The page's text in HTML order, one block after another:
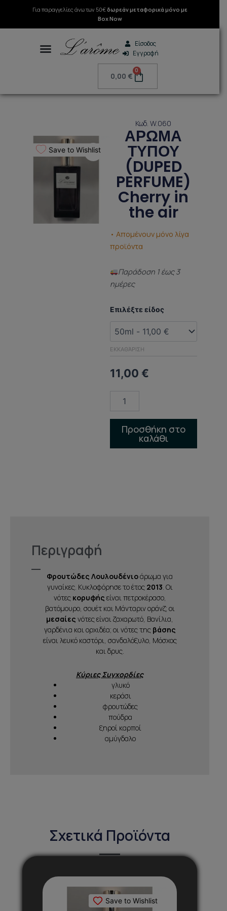
Μετάβαση
περιεχόμενο
Για παραγγελίες άνω των 50€δωρεάν μεταφορικά μόνο με
Box Now
Είσοδος
Εγγραφή
0,00 €
0
Cart
Κωδ. W.060
ΑΡΩΜΑ
ΤΥΠΟΥ
(DUPED
PERFUME)
Cherry in
the air
• Απομένουν μόνο λίγα
προϊόντα
Παράδoση 1 έως 3
ημέρες
Επιλέξτε είδος
ΕΚΚΑΘΆΡΙΣΗ
11,00 €
ΑΡΩΜΑ
(DUPED
PERFUME)
Cherry
the
air
Προσθήκη στο
καλάθι
Save to Wishlist
Περιγραφή
Φρουτώδες Λουλουδένιοάρωμα για
γυναίκες. Κυκλοφόρησε το έτος 2013. Οι
νότες κορυφής είναι πετροκέρασο,
βατόμουρο, σουέτ και Μάνταριν οράνζ; οι
μεσαίες νότες είναι ζαχαρωτό, Βανίλια,
γαρδένια και ορχιδέα; οι νότες της βάσης
είναι λευκό καστόρι, σανδαλόξυλο, Μόσχος
και δρυς.
Κύριες Συγχορδίες
γλυκό
κεράσι
φρουτώδες
πούδρα
ξηροί καρποί
αμύγδαλο
Σχετικά Προϊόντα
Save to Wishlist
το
προϊόν